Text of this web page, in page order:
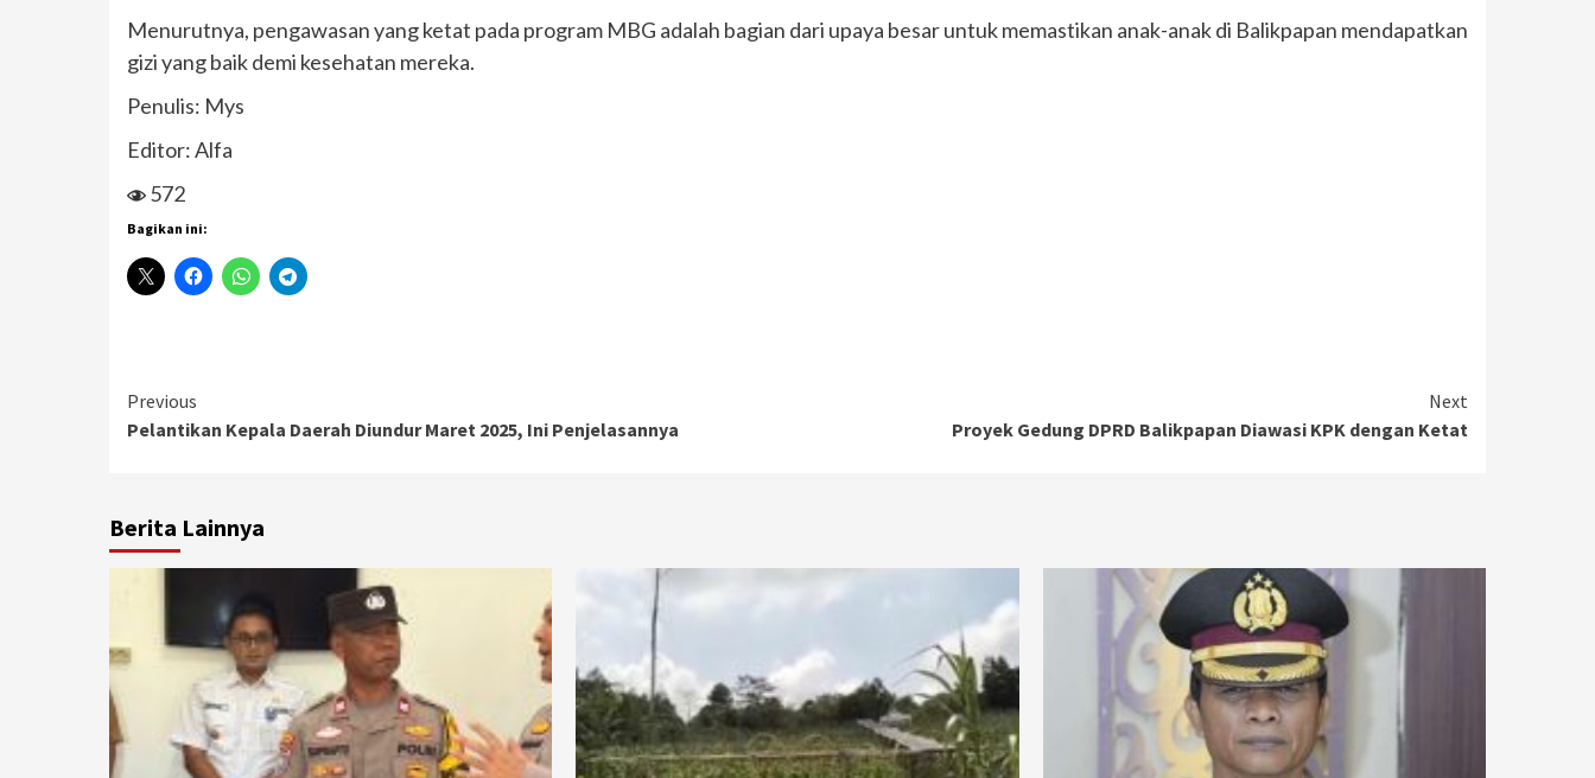
Menurutnya, pengawasan yang ketat pada program MBG adalah bagian dari upaya besar untuk memastikan anak-anak di Balikpapan mendapatkan
gizi yang baik demi kesehatan mereka.
Penulis: Mys
Editor: Alfa
572
Bagikan ini:
Continue
Reading
Previous
Pelantikan Kepala Daerah Diundur Maret 2025, Ini Penjelasannya
Next
Proyek Gedung DPRD Balikpapan Diawasi KPK dengan Ketat
Berita Lainnya